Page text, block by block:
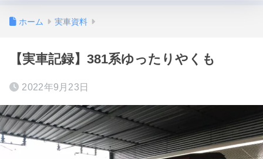
ホーム 実車資料
【実車記録】381系ゆったりやくも
2022年9月23日